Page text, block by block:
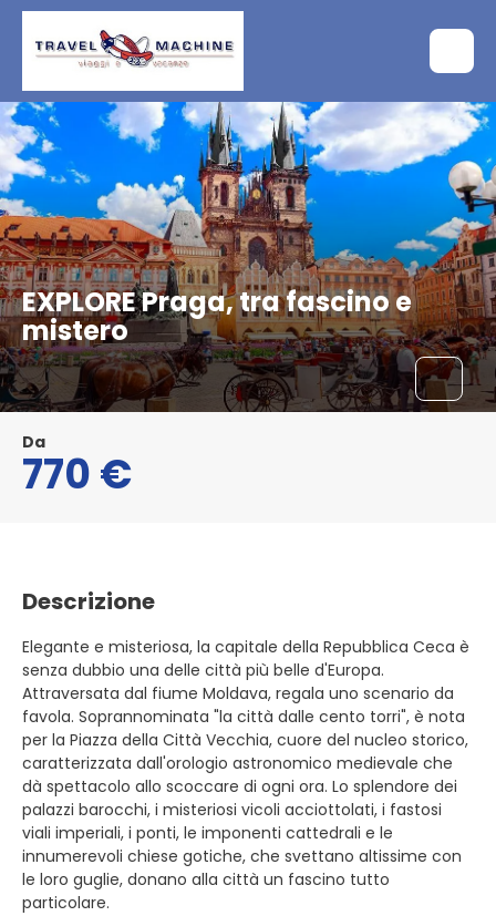
EXPLORE Praga, tra fascino e
mistero
Da
770 €
Descrizione
Elegante e misteriosa, la capitale della Repubblica Ceca è
senza dubbio una delle città più belle d'Europa.
Attraversata dal fiume Moldava, regala uno scenario da
favola. Soprannominata "la città dalle cento torri", è nota
per la Piazza della Città Vecchia, cuore del nucleo storico,
caratterizzata dall'orologio astronomico medievale che
dà spettacolo allo scoccare di ogni ora. Lo splendore dei
palazzi barocchi, i misteriosi vicoli acciottolati, i fastosi
viali imperiali, i ponti, le imponenti cattedrali e le
innumerevoli chiese gotiche, che svettano altissime con
le loro guglie, donano alla città un fascino tutto
particolare.